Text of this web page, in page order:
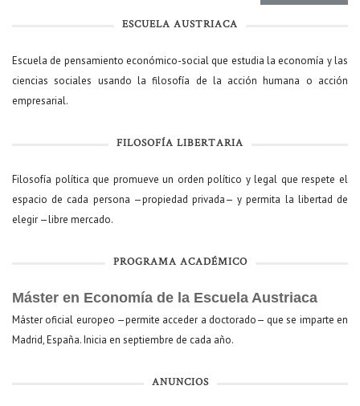
ESCUELA AUSTRIACA
Escuela de pensamiento económico-social que estudia la economía y las
ciencias sociales usando la filosofía de la acción humana o acción
empresarial.
FILOSOFÍA LIBERTARIA
Filosofía política que promueve un orden político y legal que respete el
espacio de cada persona —propiedad privada— y permita la libertad de
elegir —libre mercado.
PROGRAMA ACADÉMICO
Máster en Economía de la Escuela Austriaca
Máster oficial europeo —permite acceder a doctorado— que se imparte en
Madrid, España. Inicia en septiembre de cada año.
ANUNCIOS